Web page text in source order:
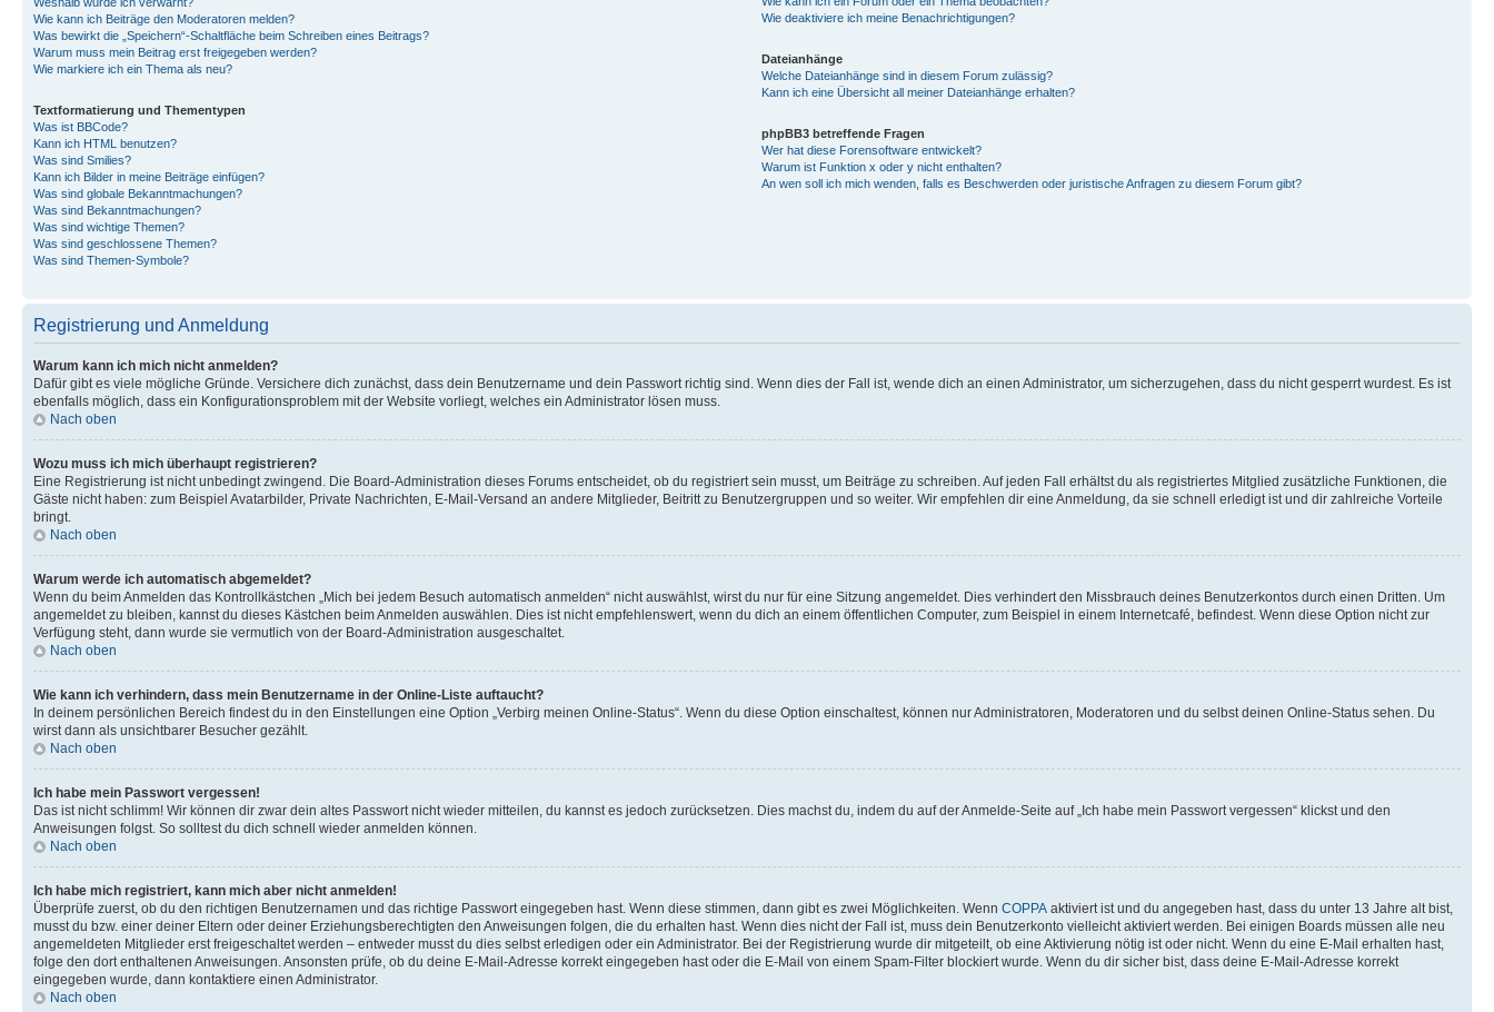
Wie kann ich Beiträge den Moderatoren melden?
Was bewirkt die „Speichern“-Schaltfläche beim Schreiben eines Beitrags?
Warum muss mein Beitrag erst freigegeben werden?
Wie markiere ich ein Thema als neu?
Textformatierung und Thementypen
Was ist BBCode?
Kann ich HTML benutzen?
Was sind Smilies?
Kann ich Bilder in meine Beiträge einfügen?
Was sind globale Bekanntmachungen?
Was sind Bekanntmachungen?
Was sind wichtige Themen?
Was sind geschlossene Themen?
Was sind Themen-Symbole?
Wie deaktiviere ich meine Benachrichtigungen?
Dateianhänge
Welche Dateianhänge sind in diesem Forum zulässig?
Kann ich eine Übersicht all meiner Dateianhänge erhalten?
phpBB3 betreffende Fragen
Wer hat diese Forensoftware entwickelt?
Warum ist Funktion x oder y nicht enthalten?
An wen soll ich mich wenden, falls es Beschwerden oder juristische Anfragen zu diesem Forum gibt?
Registrierung und Anmeldung
Warum kann ich mich nicht anmelden?
Dafür gibt es viele mögliche Gründe. Versichere dich zunächst, dass dein Benutzername und dein Passwort richtig sind. Wenn dies der Fall ist, wende dich an einen Administrator, um sicherzugehen, dass du nicht gesperrt wurdest. Es ist
ebenfalls möglich, dass ein Konfigurationsproblem mit der Website vorliegt, welches ein Administrator lösen muss.
Nach oben
Wozu muss ich mich überhaupt registrieren?
Eine Registrierung ist nicht unbedingt zwingend. Die Board-Administration dieses Forums entscheidet, ob du registriert sein musst, um Beiträge zu schreiben. Auf jeden Fall erhältst du als registriertes Mitglied zusätzliche Funktionen, die
Gäste nicht haben: zum Beispiel Avatarbilder, Private Nachrichten, E-Mail-Versand an andere Mitglieder, Beitritt zu Benutzergruppen und so weiter. Wir empfehlen dir eine Anmeldung, da sie schnell erledigt ist und dir zahlreiche Vorteile
bringt.
Nach oben
Warum werde ich automatisch abgemeldet?
Wenn du beim Anmelden das Kontrollkästchen „Mich bei jedem Besuch automatisch anmelden“ nicht auswählst, wirst du nur für eine Sitzung angemeldet. Dies verhindert den Missbrauch deines Benutzerkontos durch einen Dritten. Um
angemeldet zu bleiben, kannst du dieses Kästchen beim Anmelden auswählen. Dies ist nicht empfehlenswert, wenn du dich an einem öffentlichen Computer, zum Beispiel in einem Internetcafé, befindest. Wenn diese Option nicht zur
Verfügung steht, dann wurde sie vermutlich von der Board-Administration ausgeschaltet.
Nach oben
Wie kann ich verhindern, dass mein Benutzername in der Online-Liste auftaucht?
In deinem persönlichen Bereich findest du in den Einstellungen eine Option „Verbirg meinen Online-Status“. Wenn du diese Option einschaltest, können nur Administratoren, Moderatoren und du selbst deinen Online-Status sehen. Du
wirst dann als unsichtbarer Besucher gezählt.
Nach oben
Ich habe mein Passwort vergessen!
Das ist nicht schlimm! Wir können dir zwar dein altes Passwort nicht wieder mitteilen, du kannst es jedoch zurücksetzen. Dies machst du, indem du auf der Anmelde-Seite auf „Ich habe mein Passwort vergessen“ klickst und den
Anweisungen folgst. So solltest du dich schnell wieder anmelden können.
Nach oben
Ich habe mich registriert, kann mich aber nicht anmelden!
Überprüfe zuerst, ob du den richtigen Benutzernamen und das richtige Passwort eingegeben hast. Wenn diese stimmen, dann gibt es zwei Möglichkeiten. Wenn COPPA aktiviert ist und du angegeben hast, dass du unter 13 Jahre alt bist,
musst du bzw. einer deiner Eltern oder deiner Erziehungsberechtigten den Anweisungen folgen, die du erhalten hast. Wenn dies nicht der Fall ist, muss dein Benutzerkonto vielleicht aktiviert werden. Bei einigen Boards müssen alle neu
angemeldeten Mitglieder erst freigeschaltet werden – entweder musst du dies selbst erledigen oder ein Administrator. Bei der Registrierung wurde dir mitgeteilt, ob eine Aktivierung nötig ist oder nicht. Wenn du eine E-Mail erhalten hast,
folge den dort enthaltenen Anweisungen. Ansonsten prüfe, ob du deine E-Mail-Adresse korrekt eingegeben hast oder die E-Mail von einem Spam-Filter blockiert wurde. Wenn du dir sicher bist, dass deine E-Mail-Adresse korrekt
eingegeben wurde, dann kontaktiere einen Administrator.
Nach oben